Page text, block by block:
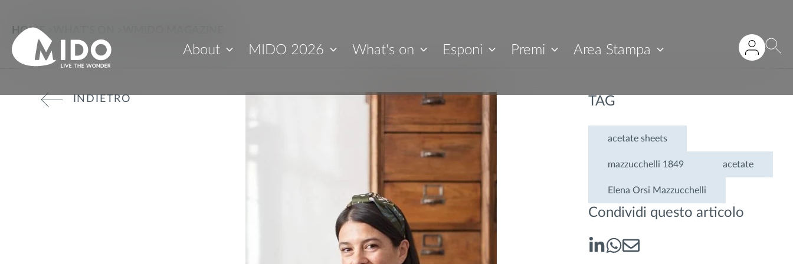
About MIDO 2026 What's on Esponi Premi Area Stampa
HOME
TAG
acetate sheets
mazzucchelli 1849 acetate
Elena Orsi Mazzucchelli
Condividi questo articolo
INDIETRO